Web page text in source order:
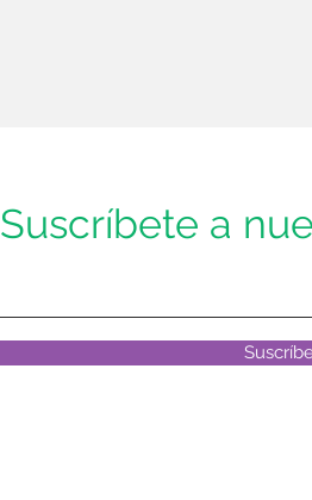
Suscríbete a